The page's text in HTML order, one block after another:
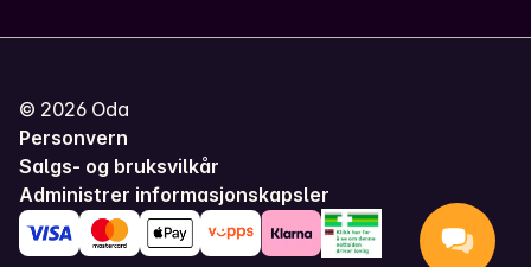
© 2026 Oda
Personvern
Salgs- og bruksvilkår
Administrer informasjonskapsler